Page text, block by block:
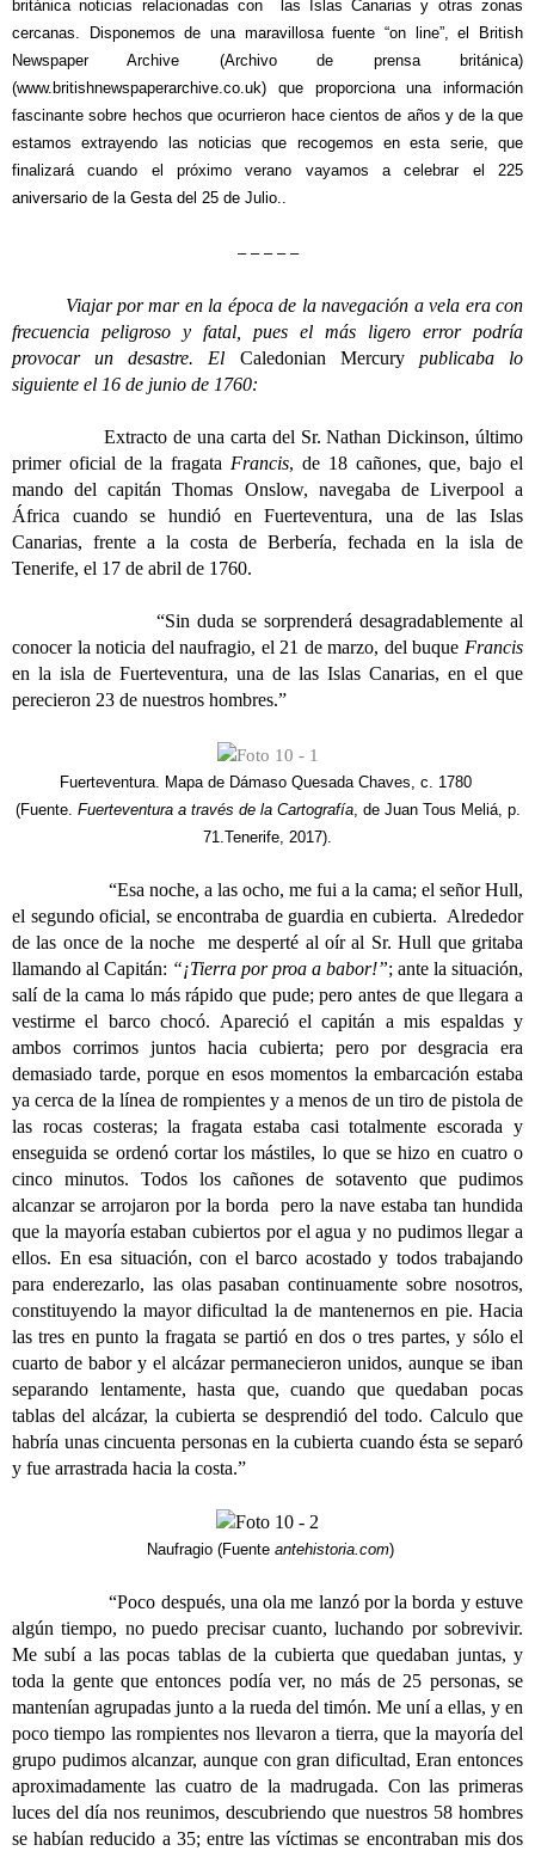
británica noticias relacionadas con las Islas Canarias y otras zonas
cercanas. Disponemos de una maravillosa fuente “on line”, el British
Newspaper Archive (Archivo de prensa británica)
(www.britishnewspaperarchive.co.uk) que proporciona una información
fascinante sobre hechos que ocurrieron hace cientos de años y de la que
estamos extrayendo las noticias que recogemos en esta serie, que
finalizará cuando el próximo verano vayamos a celebrar el 225
aniversario de la Gesta del 25 de Julio..
– – – – –
Viajar por mar en la época de la navegación a vela era con
frecuencia peligroso y fatal, pues el más ligero error podría
provocar un desastre. El Caledonian Mercurypublicaba lo
siguiente el 16 de junio de 1760:
Extracto de una carta del Sr. Nathan Dickinson, último
primer oficial de la fragata Francis, de 18 cañones, que, bajo el
mando del capitán Thomas Onslow, navegaba de Liverpool a
África cuando se hundió en Fuerteventura, una de las Islas
Canarias, frente a la costa de Berbería, fechada en la isla de
Tenerife, el 17 de abril de 1760.
“Sin duda se sorprenderá desagradablemente al
conocer la noticia del naufragio, el 21 de marzo, del buque Francis
en la isla de Fuerteventura, una de las Islas Canarias, en el que
perecieron 23 de nuestros hombres.”
Fuerteventura. Mapa de Dámaso Quesada Chaves, c. 1780
(Fuente. Fuerteventura a través de la Cartografía, de Juan Tous Meliá, p.
71.Tenerife, 2017).
“Esa noche, a las ocho, me fui a la cama; el señor Hull,
el segundo oficial, se encontraba de guardia en cubierta. Alrededor
de las once de la noche me desperté al oír al Sr. Hull que gritaba
llamando al Capitán: “¡Tierra por proa a babor!”; ante la situación,
salí de la cama lo más rápido que pude; pero antes de que llegara a
vestirme el barco chocó. Apareció el capitán a mis espaldas y
ambos corrimos juntos hacia cubierta; pero por desgracia era
demasiado tarde, porque en esos momentos la embarcación estaba
ya cerca de la línea de rompientes y a menos de un tiro de pistola de
las rocas costeras; la fragata estaba casi totalmente escorada y
enseguida se ordenó cortar los mástiles, lo que se hizo en cuatro o
cinco minutos. Todos los cañones de sotavento que pudimos
alcanzar se arrojaron por la borda pero la nave estaba tan hundida
que la mayoría estaban cubiertos por el agua y no pudimos llegar a
ellos. En esa situación, con el barco acostado y todos trabajando
para enderezarlo, las olas pasaban continuamente sobre nosotros,
constituyendo la mayor dificultad la de mantenernos en pie. Hacia
las tres en punto la fragata se partió en dos o tres partes, y sólo el
cuarto de babor y el alcázar permanecieron unidos, aunque se iban
separando lentamente, hasta que, cuando que quedaban pocas
tablas del alcázar, la cubierta se desprendió del todo. Calculo que
habría unas cincuenta personas en la cubierta cuando ésta se separó
y fue arrastrada hacia la costa.”
Naufragio (Fuente antehistoria.com)
“Poco después, una ola me lanzó por la borda y estuve
algún tiempo, no puedo precisar cuanto, luchando por sobrevivir.
Me subí a las pocas tablas de la cubierta que quedaban juntas, y
toda la gente que entonces podía ver, no más de 25 personas, se
mantenían agrupadas junto a la rueda del timón. Me uní a ellas, y en
poco tiempo las rompientes nos llevaron a tierra, que la mayoría del
grupo pudimos alcanzar, aunque con gran dificultad, Eran entonces
aproximadamente las cuatro de la madrugada. Con las primeras
luces del día nos reunimos, descubriendo que nuestros 58 hombres
se habían reducido a 35; entre las víctimas se encontraban mis dos